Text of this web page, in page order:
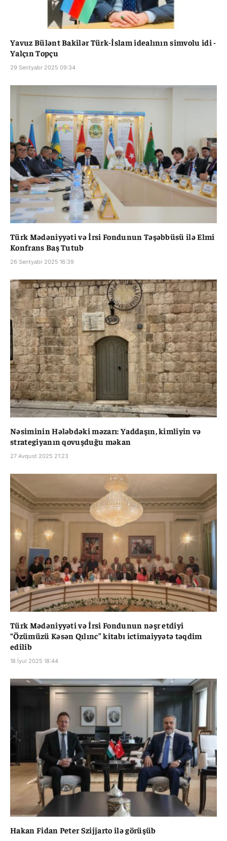
Yavuz Bülənt Bakilər Türk-İslam idealının simvolu idi -
Yalçın Topçu
29 Sentyabr 2025 09:34
Türk Mədəniyyəti və İrsi Fondunun Təşəbbüsü ilə Elmi
Konfrans Baş Tutub
26 Sentyabr 2025 16:39
Nəsiminin Hələbdəki məzarı: Yaddaşın, kimliyin və
strategiyanın qovuşduğu məkan
27 Avqust 2025 21:23
Türk Mədəniyyəti və İrsi Fondunun nəşr etdiyi
“Özümüzü Kəsən Qılınc” kitabı ictimaiyyətə təqdim
edilib
18 İyul 2025 18:44
Hakan Fidan Peter Szijjarto ilə görüşüb